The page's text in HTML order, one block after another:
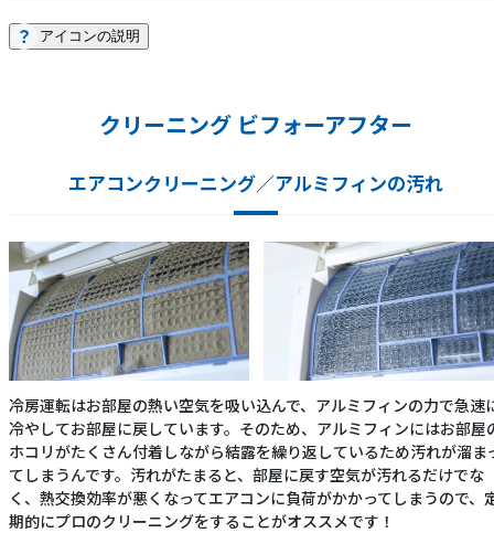
アイコンの説明
クリーニング ビフォーアフター
エアコンクリーニング／アルミフィンの汚れ
冷房運転はお部屋の熱い空気を吸い込んで、アルミフィンの力で急速
冷やしてお部屋に戻しています。そのため、アルミフィンにはお部屋
ホコリがたくさん付着しながら結露を繰り返しているため汚れが溜ま
てしまうんです。汚れがたまると、部屋に戻す空気が汚れるだけでな
く、熱交換効率が悪くなってエアコンに負荷がかかってしまうので、
期的にプロのクリーニングをすることがオススメです！